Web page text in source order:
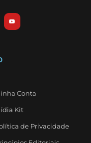
Conta
Kit
de Privacidade